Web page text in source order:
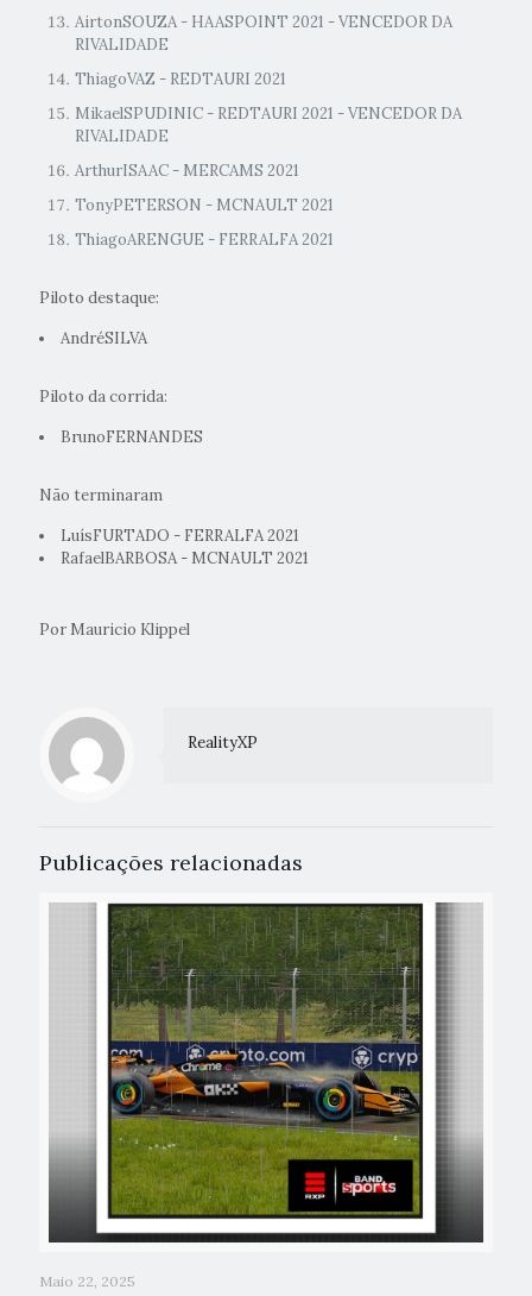
AirtonSOUZA - HAASPOINT 2021 - VENCEDOR DA
RIVALIDADE
ThiagoVAZ - REDTAURI 2021
MikaelSPUDINIC - REDTAURI 2021 - VENCEDOR DA
RIVALIDADE
ArthurISAAC - MERCAMS 2021
TonyPETERSON - MCNAULT 2021
ThiagoARENGUE - FERRALFA 2021
Piloto destaque:
AndréSILVA
Piloto da corrida:
BrunoFERNANDES
Não terminaram
LuísFURTADO - FERRALFA 2021
RafaelBARBOSA - MCNAULT 2021
Por Mauricio Klippel
RealityXP
Publicações relacionadas
Maio 22, 2025